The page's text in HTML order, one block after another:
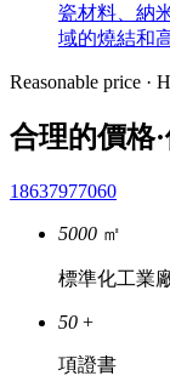
瓷材料、納
域的燒結和
Reasonable price ·
合理的價格
18637977060
5000 ㎡
標準化工業
50 +
項證書